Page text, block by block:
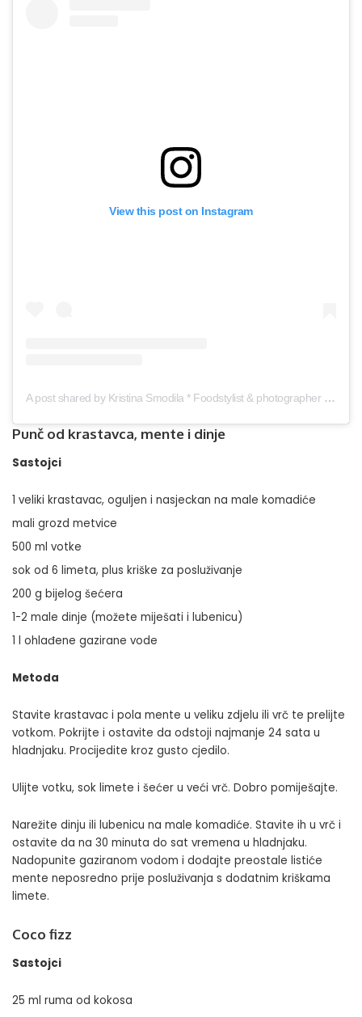
View this post on Instagram
A post shared by Kristina Smodila * Foodstylist & photographer (@storyonaplate_kristinasmodila)
Punč od krastavca, mente i dinje
Sastojci
1 veliki krastavac, oguljen i nasjeckan na male komadiće
mali grozd metvice
500 ml votke
sok od 6 limeta, plus kriške za posluživanje
200 g bijelog šećera
1-2 male dinje (možete miješati i lubenicu)
1 l ohlađene gazirane vode
Metoda
Stavite krastavac i pola mente u veliku zdjelu ili vrč te prelijte
votkom. Pokrijte i ostavite da odstoji najmanje 24 sata u
hladnjaku. Procijedite kroz gusto cjedilo.
Ulijte votku, sok limete i šećer u veći vrč. Dobro pomiješajte.
Narežite dinju ili lubenicu na male komadiće. Stavite ih u vrč i
ostavite da na 30 minuta do sat vremena u hladnjaku.
Nadopunite gaziranom vodom i dodajte preostale listiće
mente neposredno prije posluživanja s dodatnim kriškama
limete.
Coco fizz
Sastojci
25 ml ruma od kokosa